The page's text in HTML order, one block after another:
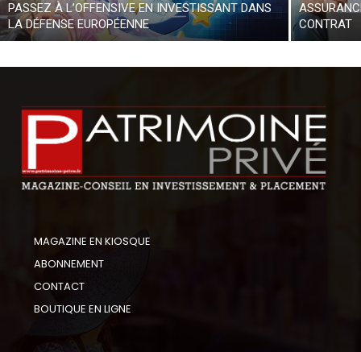
PASSEZ À L’OFFENSIVE EN INVESTISSANT DANS
LA DÉFENSE EUROPÉENNE
CONTRAT
MAGAZINE EN KIOSQUE
ABONNEMENT
CONTACT
BOUTIQUE EN LIGNE